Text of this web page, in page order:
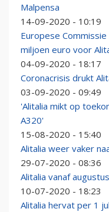
Malpensa
14-09-2020 - 10:19
Europese
miljoen euro voor
04-09-2020 - 18:17
Coronacrisis drukt
03-09-2020 - 09:49
'Alitalia mikt op
A320'
15-08-2020 - 15:40
Alitalia weer vaker
29-07-2020 - 08:36
Alitalia vanaf
10-07-2020 - 18:23
Alitalia hervat per 1